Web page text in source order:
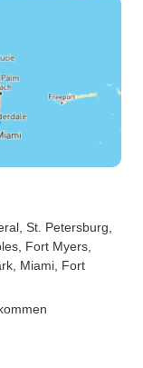
, St. Petersburg,
, Fort Myers
, Miami , Fort